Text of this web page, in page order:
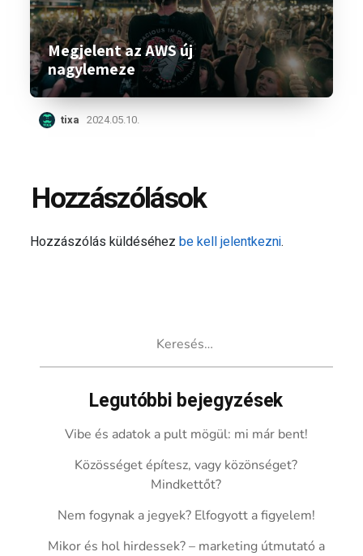
Megjelent az AWS új
nagylemeze
tixa 2024.05.10.
Hozzászólások
Hozzászólás küldéséhezbe kell jelentkezni.
Legutóbbi bejegyzések
Vibe és adatok a pult mögül: mi már bent!
Közösséget építesz, vagy közönséget?
Mindkettőt?
Nem fogynak a jegyek? Elfogyott a figyelem!
Mikor és hol hirdessek? – marketing útmutató a